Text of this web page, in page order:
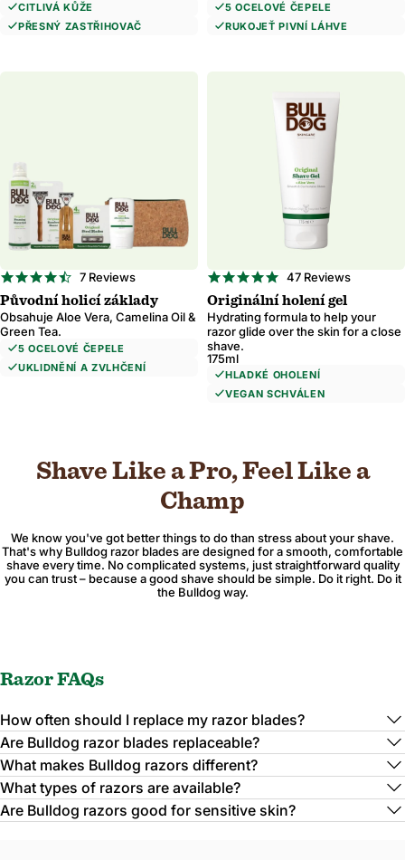
CITLIVÁ KŮŽE
PŘESNÝ ZASTŘIHOVAČ
5 OCELOVÉ ČEPELE
RUKOJEŤ PIVNÍ LÁHVE
4.7
star
rating
7 Reviews
Původní holicí základy
Obsahuje Aloe Vera, Camelina Oil &
Green Tea.
5 OCELOVÉ ČEPELE
UKLIDNĚNÍ A ZVLHČENÍ
4.9
star
rating
47 Reviews
Originální holení gel
Hydrating formula to help your
razor glide over the skin for a close
shave.
175ml
HLADKÉ OHOLENÍ
VEGAN SCHVÁLEN
Shave Like a Pro, Feel Like a
Champ
We know you've got better things to do than stress about your shave.
That's why Bulldog razor blades are designed for a smooth, comfortable
shave every time. No complicated systems, just straightforward quality
you can trust – because a good shave should be simple. Do it right. Do it
the Bulldog way.
Razor FAQs
How often should I replace my razor blades?
Are Bulldog razor blades replaceable?
What makes Bulldog razors different?
What types of razors are available?
Are Bulldog razors good for sensitive skin?